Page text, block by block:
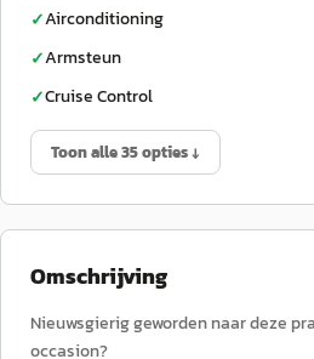
✓Airconditioning
✓Armsteun
✓Cruise Control
Toon alle 35 opties ↓
Omschrijving
Nieuwsgierig geworden naar deze
occasion?